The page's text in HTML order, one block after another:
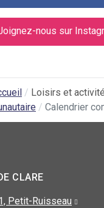
nous sur
Loisirs et
Calendrier
CLARE
Petit-Ruisseau